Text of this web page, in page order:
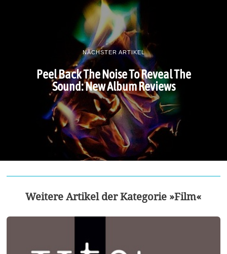
NÄCHSTER ARTIKEL
Peel Back The Noise To Reveal The
Sound: New Album Reviews
Weitere Artikel der Kategorie »Film«